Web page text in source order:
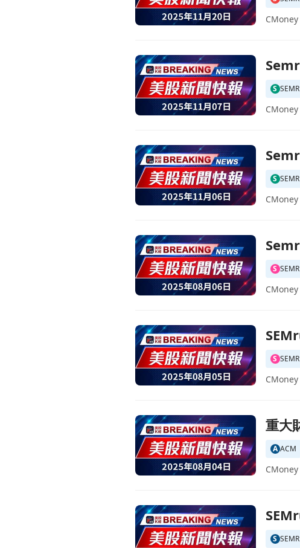
前往Semrush Q3業績強勁，AI產品
S SEMR
前往Semrush Q3業績報告符合預期
S SEMR
前往Semrush 預計企業與 AI 產品年
S SEMR
前往SEMrush Q2 財報出爐！每股虧
S SEMR
前往重大財報即將公佈！多家知名企
重大
A ACM
前往SEMrush第一季財報出爐！每股
S SEMR